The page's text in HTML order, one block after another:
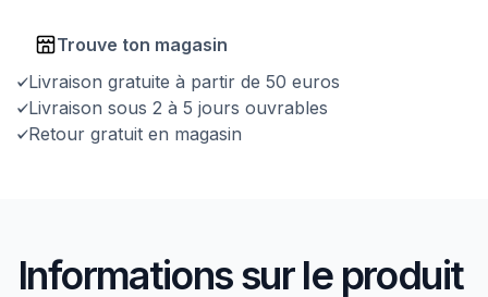
Trouve ton magasin
Livraison gratuite à partir de 50 euros
Livraison sous 2 à 5 jours ouvrables
Retour gratuit en magasin
Informations sur le produit